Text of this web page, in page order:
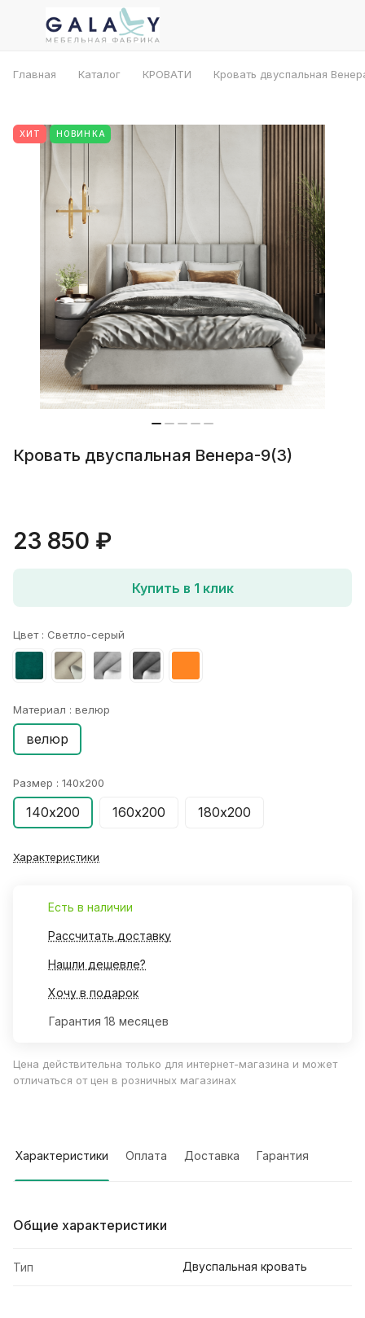
Главная Каталог КРОВАТИ Кровать двуспальная
ХИТ НОВИНКА
Кровать двуспальная Венера-9(3)
23 850 ₽
Купить в 1 клик
Цвет : Светло-серый
Материал : велюр
велюр
Размер : 140х200
140х200 160х200 180х200
Характеристики
Есть в наличии
Рассчитать доставку
Нашли дешевле?
Хочу в подарок
Гарантия 18 месяцев
Цена действительна только для интернет-магазина и может
отличаться от цен в розничных магазинах
Характеристики Оплата Доставка Гарантия
Общие характеристики
Тип Двуспальная кровать